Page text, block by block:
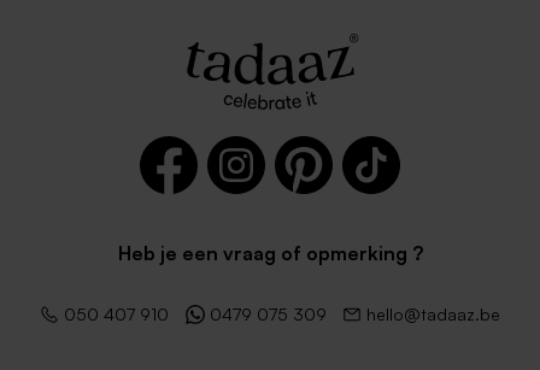
Heb je een vraag of opmerking ?
050 407 910 0479 075 309 hello@tadaaz.be